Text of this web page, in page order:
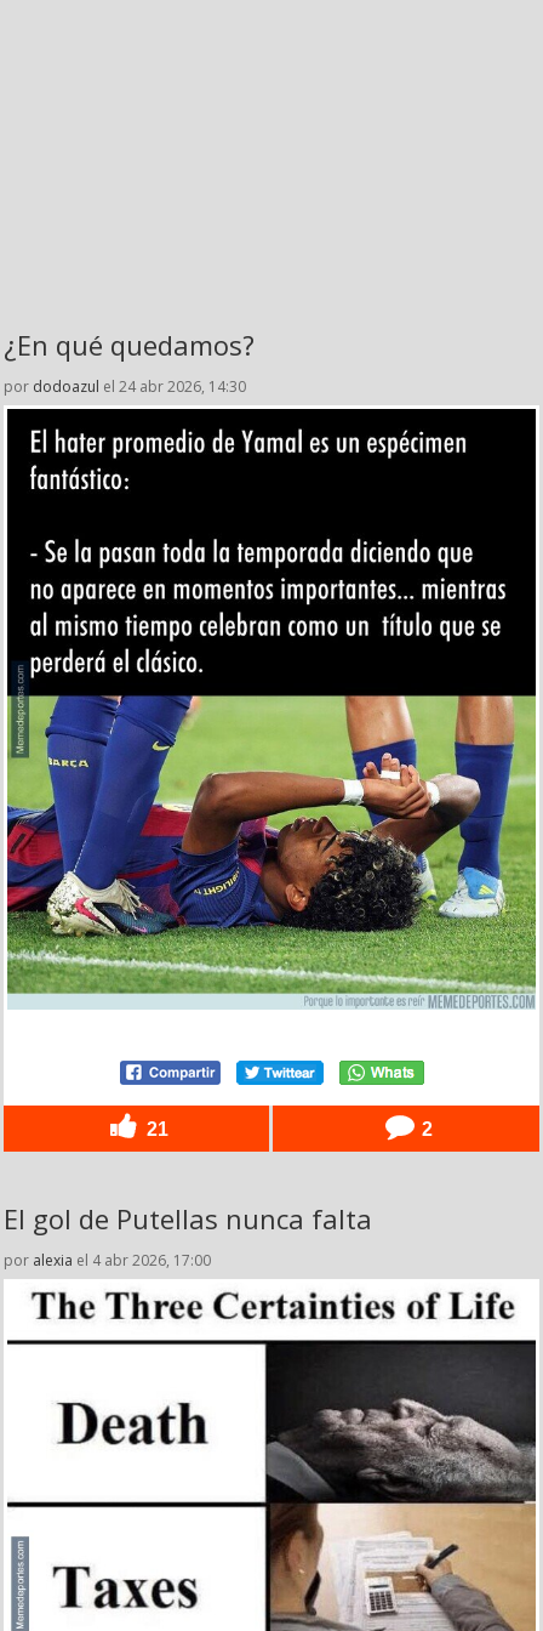
¿En qué quedamos?
por dodoazul el 24 abr 2026, 14:30
21 2
El gol de Putellas nunca falta
por alexia el 4 abr 2026, 17:00